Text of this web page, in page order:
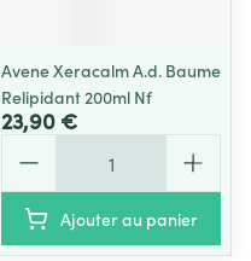
Avene Xeracalm A.d. Baume
Relipidant 200ml Nf
23,90 €
Ajouter au panier